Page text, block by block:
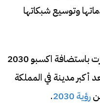
وتوسيع شبكاتها
من المحدد إذن أن السعودية فازت باستضافة اكسبو 2030
أكبر مدينة في المملكة
رؤية 2030 .